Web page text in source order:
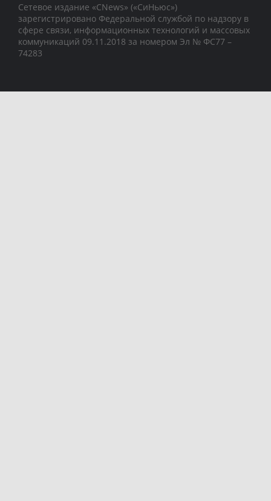
Сетевое издание «CNews» («СиНьюс»)
зарегистрировано Федеральной службой по надзору в
сфере связи, информационных технологий и массовых
коммуникаций 09.11.2018 за номером Эл № ФС77 –
74283